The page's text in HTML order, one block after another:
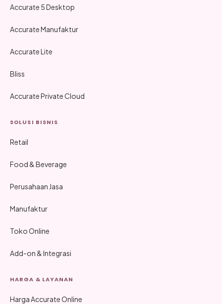
Accurate 5 Desktop
Accurate Manufaktur
Accurate Lite
Bliss
Accurate Private Cloud
SOLUSI BISNIS
Retail
Food & Beverage
Perusahaan Jasa
Manufaktur
Toko Online
Add-on & Integrasi
HARGA & LAYANAN
Harga Accurate Online